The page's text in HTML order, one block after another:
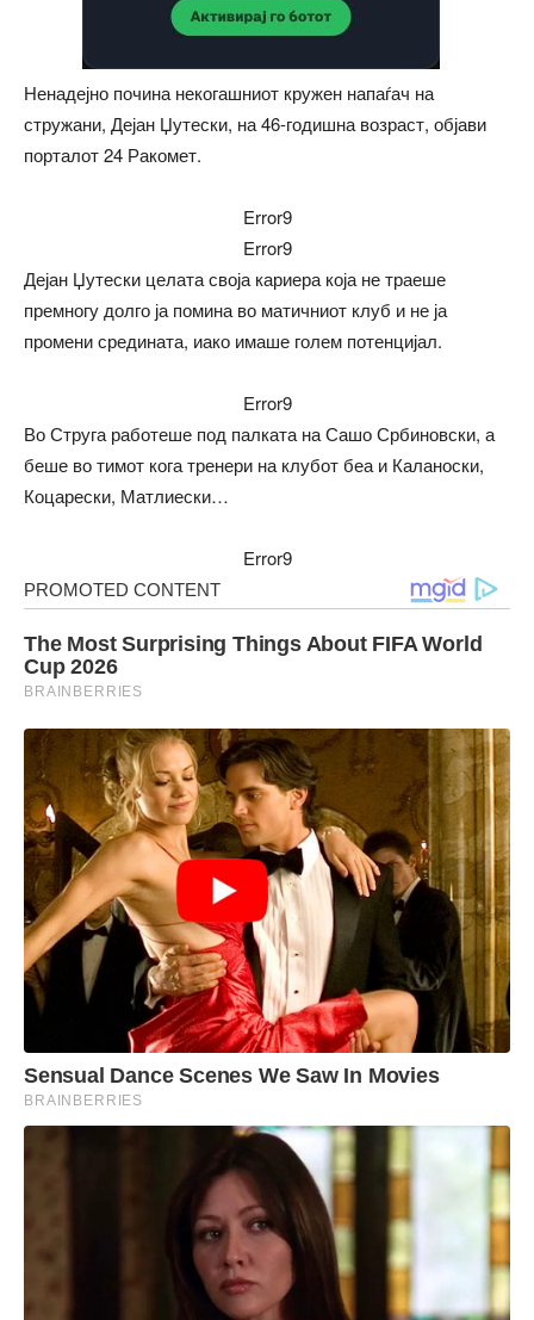
Ненадејно почина некогашниот кружен напаѓач на
стружани, Дејан Џутески, на 46-годишна возраст, објави
порталот 24 Ракомет.
Error9
Error9
Дејан Џутески целата своја кариера која не траеше
премногу долго ја помина во матичниот клуб и не ја
промени средината, иако имаше голем потенцијал.
Error9
Во Струга работеше под палката на Сашо Србиновски, а
беше во тимот кога тренери на клубот беа и Каланоски,
Коцарески, Матлиески…
Error9